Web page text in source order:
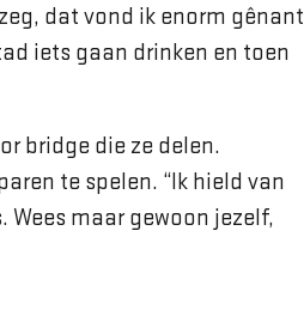
dat vond ik enorm gênant
iets gaan drinken en toen
bridge die ze delen.
te spelen. “Ik hield van
maar gewoon jezelf,